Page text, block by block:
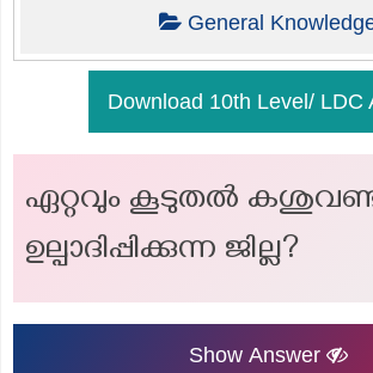
General
Download 10th Level/ LDC
ഏറ്റവും കൂടുതല്‍
ഉല്പാദിപ്പിക്കുന്ന ജില്ല?
Show Answer